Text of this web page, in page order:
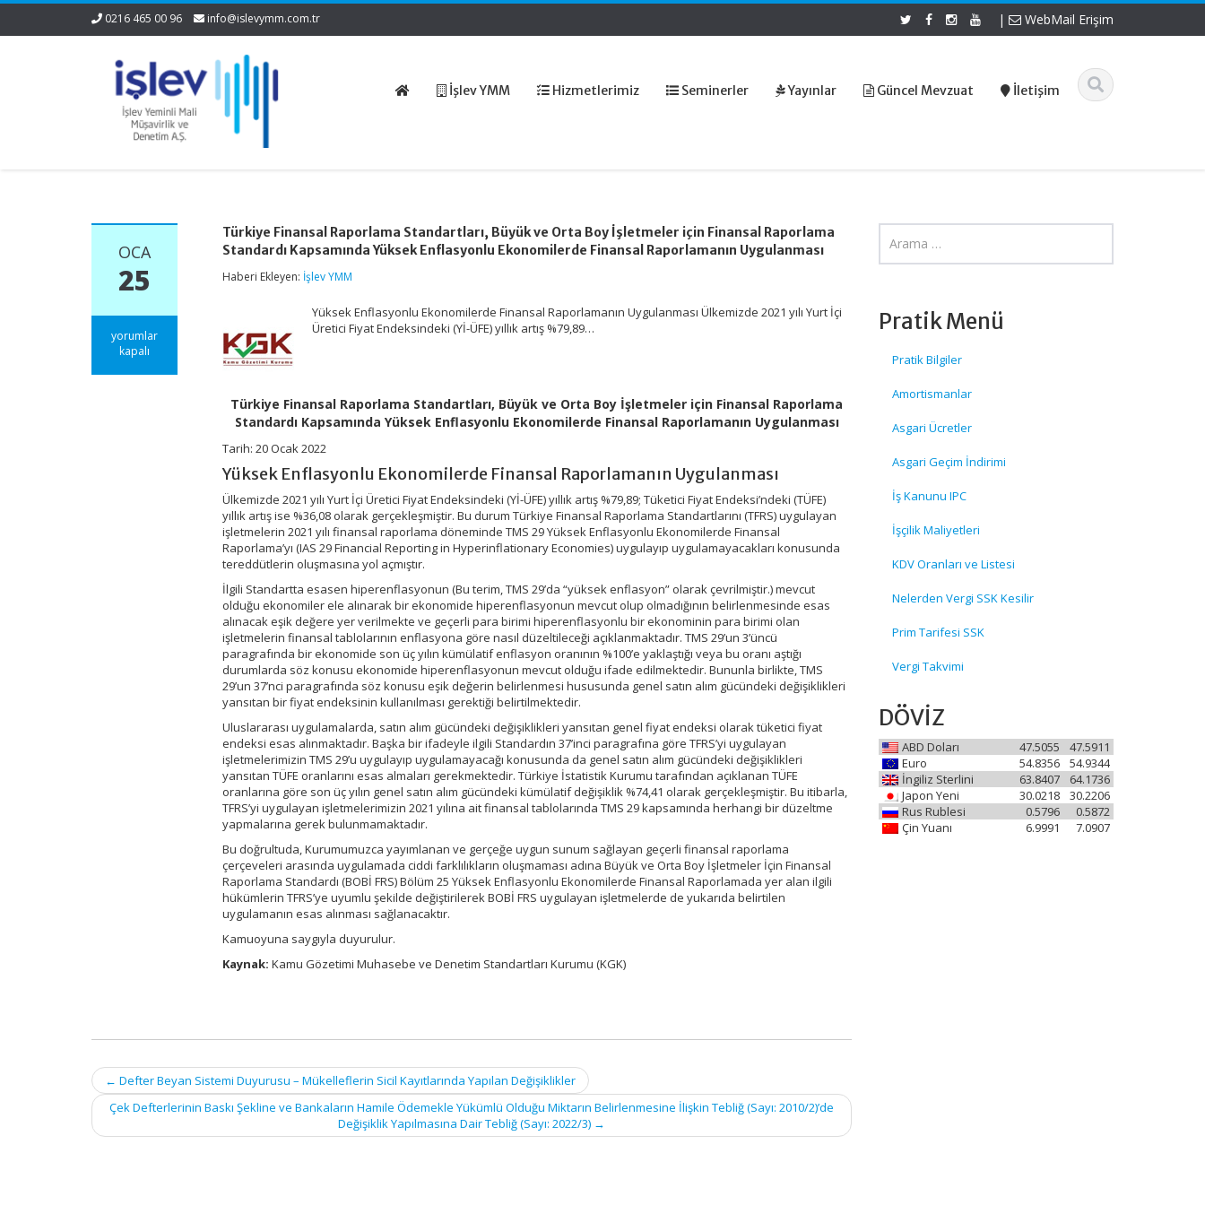
0216 465 00 96 info@islevymm.com.tr | WebMail Erişim
İşlev YMM Hizmetlerimiz Seminerler Yayınlar Güncel Mevzuat İletişim
OCA
25
Türkiye
Finansal
yorumlar
kapalı
Türkiye Finansal Raporlama Standartları, Büyük ve Orta Boy İşletmeler için Finansal Raporlama
Standardı Kapsamında Yüksek Enflasyonlu Ekonomilerde Finansal Raporlamanın Uygulanması
Haberi Ekleyen: İşlev YMM
Yüksek Enflasyonlu Ekonomilerde Finansal Raporlamanın Uygulanması Ülkemizde 2021 yılı Yurt İçi
Üretici Fiyat Endeksindeki (Yİ-ÜFE) yıllık artış %79,89…
Türkiye Finansal Raporlama Standartları, Büyük ve Orta Boy İşletmeler için Finansal Raporlama
Standardı Kapsamında Yüksek Enflasyonlu Ekonomilerde Finansal Raporlamanın Uygulanması
Tarih: 20 Ocak 2022
Yüksek Enflasyonlu Ekonomilerde Finansal Raporlamanın Uygulanması
Ülkemizde 2021 yılı Yurt İçi Üretici Fiyat Endeksindeki (Yİ-ÜFE) yıllık artış %79,89; Tüketici Fiyat Endeksi’ndeki (TÜFE)
yıllık artış ise %36,08 olarak gerçekleşmiştir. Bu durum Türkiye Finansal Raporlama Standartlarını (TFRS) uygulayan
işletmelerin 2021 yılı finansal raporlama döneminde TMS 29 Yüksek Enflasyonlu Ekonomilerde Finansal
Raporlama’yı (IAS 29 Financial Reporting in Hyperinflationary Economies) uygulayıp uygulamayacakları konusunda
tereddütlerin oluşmasına yol açmıştır.
İlgili Standartta esasen hiperenflasyonun (Bu terim, TMS 29’da “yüksek enflasyon” olarak çevrilmiştir.) mevcut
olduğu ekonomiler ele alınarak bir ekonomide hiperenflasyonun mevcut olup olmadığının belirlenmesinde esas
alınacak eşik değere yer verilmekte ve geçerli para birimi hiperenflasyonlu bir ekonominin para birimi olan
işletmelerin finansal tablolarının enflasyona göre nasıl düzeltileceği açıklanmaktadır. TMS 29’un 3’üncü
paragrafında bir ekonomide son üç yılın kümülatif enflasyon oranının %100’e yaklaştığı veya bu oranı aştığı
durumlarda söz konusu ekonomide hiperenflasyonun mevcut olduğu ifade edilmektedir. Bununla birlikte, TMS
29’un 37’nci paragrafında söz konusu eşik değerin belirlenmesi hususunda genel satın alım gücündeki değişiklikleri
yansıtan bir fiyat endeksinin kullanılması gerektiği belirtilmektedir.
Uluslararası uygulamalarda, satın alım gücündeki değişiklikleri yansıtan genel fiyat endeksi olarak tüketici fiyat
endeksi esas alınmaktadır. Başka bir ifadeyle ilgili Standardın 37’inci paragrafına göre TFRS’yi uygulayan
işletmelerimizin TMS 29’u uygulayıp uygulamayacağı konusunda da genel satın alım gücündeki değişiklikleri
yansıtan TÜFE oranlarını esas almaları gerekmektedir. Türkiye İstatistik Kurumu tarafından açıklanan TÜFE
oranlarına göre son üç yılın genel satın alım gücündeki kümülatif değişiklik %74,41 olarak gerçekleşmiştir. Bu itibarla,
TFRS’yi uygulayan işletmelerimizin 2021 yılına ait finansal tablolarında TMS 29 kapsamında herhangi bir düzeltme
yapmalarına gerek bulunmamaktadır.
Bu doğrultuda, Kurumumuzca yayımlanan ve gerçeğe uygun sunum sağlayan geçerli finansal raporlama
çerçeveleri arasında uygulamada ciddi farklılıkların oluşmaması adına Büyük ve Orta Boy İşletmeler İçin Finansal
Raporlama Standardı (BOBİ FRS) Bölüm 25 Yüksek Enflasyonlu Ekonomilerde Finansal Raporlamada yer alan ilgili
hükümlerin TFRS’ye uyumlu şekilde değiştirilerek BOBİ FRS uygulayan işletmelerde de yukarıda belirtilen
uygulamanın esas alınması sağlanacaktır.
Kamuoyuna saygıyla duyurulur.
Kaynak: Kamu Gözetimi Muhasebe ve Denetim Standartları Kurumu (KGK)
Post
navigation
← Defter Beyan Sistemi Duyurusu – Mükelleflerin Sicil Kayıtlarında Yapılan Değişiklikler
Çek Defterlerinin Baskı Şekline ve Bankaların Hamile Ödemekle Yükümlü Olduğu Miktarın Belirlenmesine İlişkin Tebliğ (Sayı: 2010/2)’de
Değişiklik Yapılmasına Dair Tebliğ (Sayı: 2022/3) →
Pratik Menü
Pratik Bilgiler
Amortismanlar
Asgari Ücretler
Asgari Geçim İndirimi
İş Kanunu IPC
İşçilik Maliyetleri
KDV Oranları ve Listesi
Nelerden Vergi SSK Kesilir
Prim Tarifesi SSK
Vergi Takvimi
DÖVİZ
ABD Doları 47.5911
47.5055
Euro
54.9344
54.8356
İngiliz Sterlini
64.1736
63.8407
Japon Yeni
30.2206
30.0218
Rus Rublesi
0.5872
0.5796
Çin Yuanı
7.0907
6.9991